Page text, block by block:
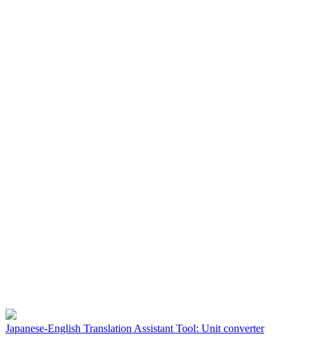
Japanese-English Translation Assistant Tool: Unit converter